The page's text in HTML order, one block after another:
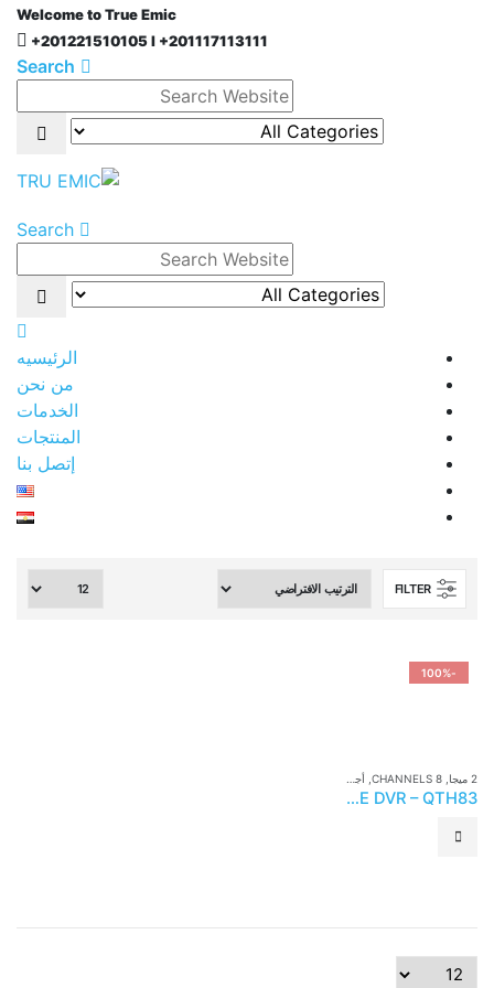
Welcome to True Emic
+201221510105 l +201117113111
Search
Search
الرئيسيه
من نحن
الخدمات
المنتجات
إتصل بنا
FILTER
-100%
2 ميجا 8 CHANNELS أجهزة تسجيل DVR
QSEE DVR – QTH83